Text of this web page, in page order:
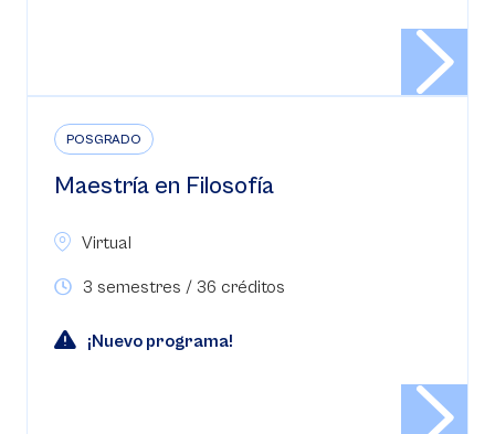
POSGRADO
Maestría en Filosofía
Virtual
3 semestres / 36 créditos
¡Nuevo programa!